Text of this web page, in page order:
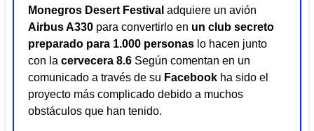
Monegros Desert Festival adquiere un avión
Airbus A330 para convertirlo en un club secreto
preparado para 1.000 personas lo hacen junto
con la cervecera 8.6 Según comentan en un
comunicado a través de su Facebook ha sido el
proyecto más complicado debido a muchos
obstáculos que han tenido.